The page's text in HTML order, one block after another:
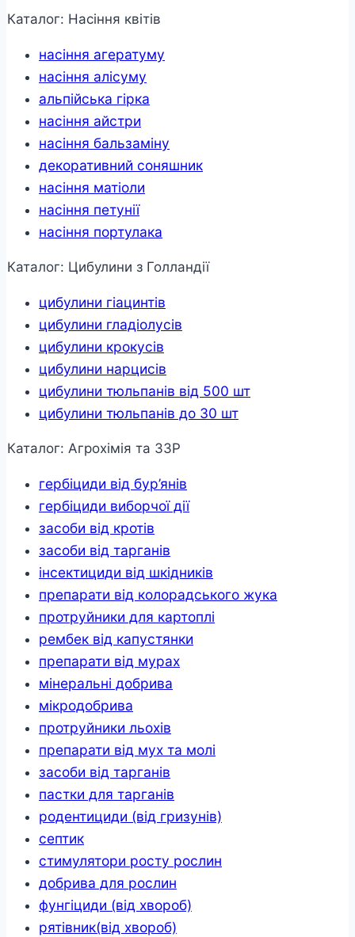
Каталог: Насіння квітів
насіння агератуму
насіння алісуму
альпійська гірка
насіння айстри
насіння бальзаміну
декоративний соняшник
насіння матіоли
насіння петунії
насіння портулака
Каталог: Цибулини з Голландії
цибулини гіацинтів
цибулини гладіолусів
цибулини крокусів
цибулини нарцисів
цибулини тюльпанів від 500 шт
цибулини тюльпанів до 30 шт
Каталог: Агрохімія та ЗЗР
гербіциди від бур’янів
гербіциди виборчої дії
засоби від кротів
засоби від тарганів
інсектициди від шкідників
препарати від колорадського жука
протруйники для картоплі
рембек від капустянки
препарати від мурах
мінеральні добрива
мікродобрива
протруйники льохів
препарати від мух та молі
засоби від тарганів
пастки для тарганів
родентициди (від гризунів)
септик
стимулятори росту рослин
добрива для рослин
фунгіциди (від хвороб)
рятівник(від хвороб)